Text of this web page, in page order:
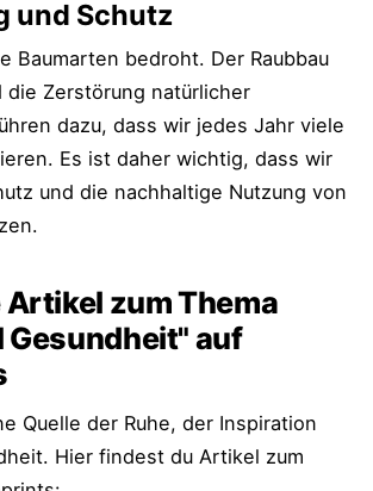
und Schutz
Baumarten bedroht. Der Raubbau
die Zerstörung natürlicher
dazu, dass wir jedes Jahr viele
Es ist daher wichtig, dass wir
und die nachhaltige Nutzung von
Artikel zum Thema
Gesundheit" auf
Quelle der Ruhe, der Inspiration
Hier findest du Artikel zum